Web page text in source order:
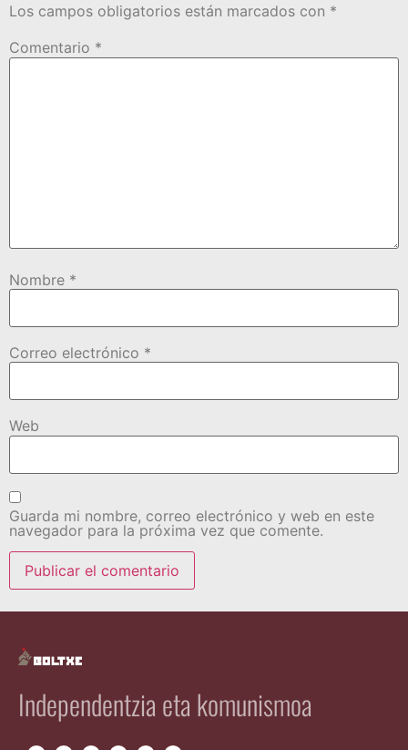
Los campos obligatorios están marcados con *
Comentario *
Nombre *
Correo electrónico *
Web
Guarda mi nombre, correo electrónico y web en este
navegador para la próxima vez que comente.
Independentzia eta komunismoa